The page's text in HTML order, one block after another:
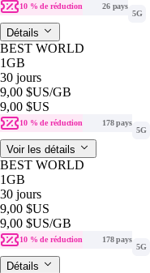
10 % de réduction
26 pays
5G
Détails
BEST WORLD
1GB
30 jours
9,00 $US/GB
9,00 $US
10 % de réduction
178 pays
5G
Voir les détails
BEST WORLD
1GB
30 jours
9,00 $US
9,00 $US/GB
10 % de réduction
178 pays
5G
Détails